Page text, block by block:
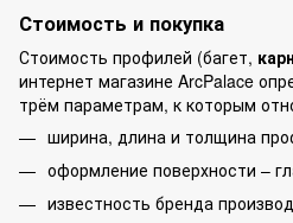
Стоимость и покупка
Стоимость профилей (багет,
интернет магазине ArcPalace
трём параметрам, к которым
ширина, длина и толщина
оформление поверхности –
известность бренда